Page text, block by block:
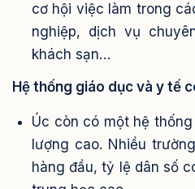
cơ hội việc làm trong
nghiệp, dịch vụ
khách sạn…
Hệ thống giáo dục và y tế
Úc còn có một hệ
lượng cao. Nhiều
hàng đầu, tỷ lệ dân số